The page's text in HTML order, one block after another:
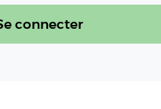
connecter